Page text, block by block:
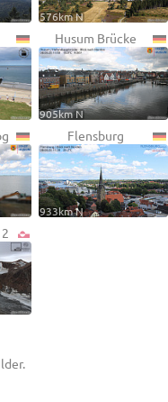
576km N
Husum Brücke
905km N
Flensburg
933km N